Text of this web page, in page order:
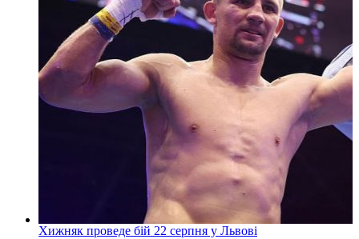
Хижняк проведе бій 22 серпня у Львові